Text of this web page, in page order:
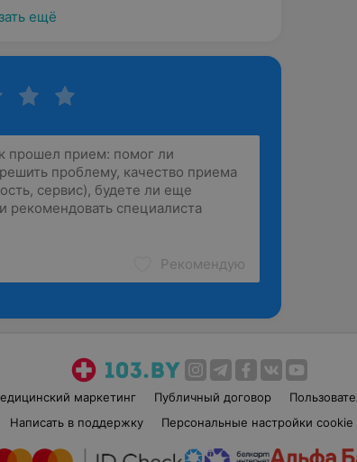
ещё
Рекомендую
маркетинг Публичный договор
Написать в поддержку Персональные настройки cookie